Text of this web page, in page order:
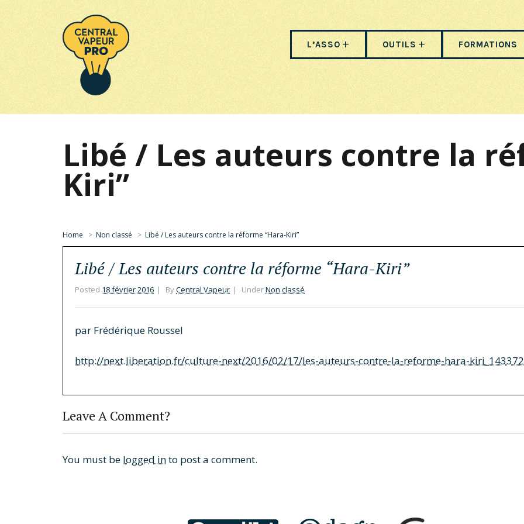
L’ASSO OUTILS FORMATIONS
Libé / Les auteurs contre la
Kiri”
Home > Non classé > Libé / Les auteurs contre la réforme “Hara-Kiri”
Libé / Les auteurs contre la réforme “Hara-Kiri”
Posted 18 février 2016 ByCentral Vapeur UnderNon classé
par Frédérique Roussel
http://next.liberation.fr/culture-next/2016/02/17/les-auteurs-contre-la-reforme-hara-
Leave A Comment?
You must be logged into post a comment.